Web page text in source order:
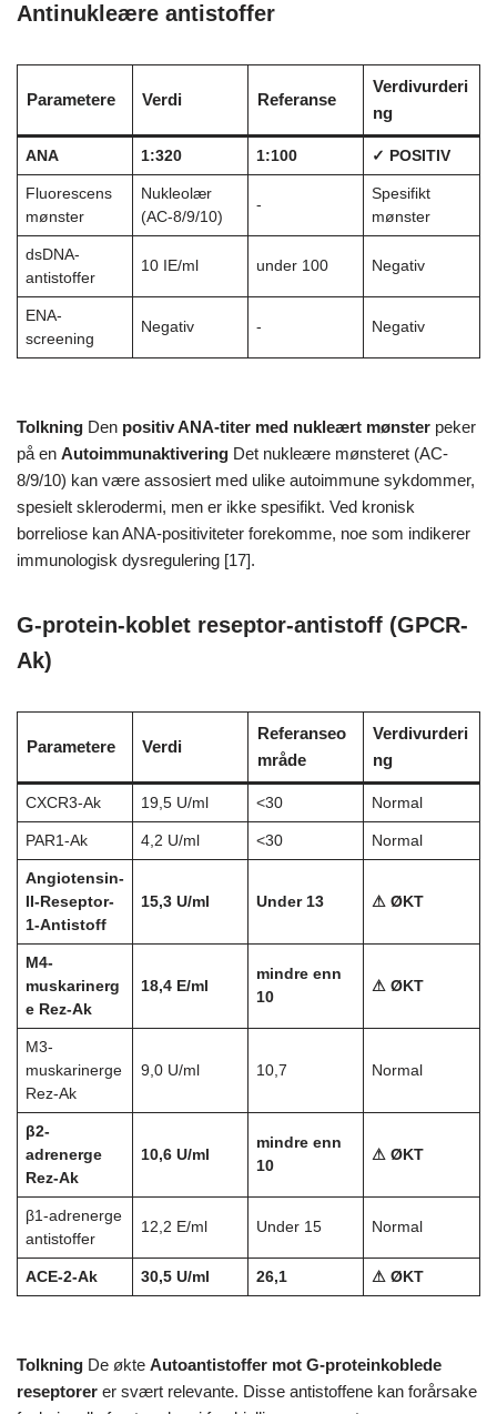
Antinukleære antistoffer
Parametere Verdi Referanse
Verdivurderi
ng
ANA 1:320 1:100 ✓ POSITIV
Fluorescens
mønster
Nukleolær
(AC-8/9/10)
-
Spesifikt
mønster
dsDNA-
antistoffer
10 IE/ml under 100 Negativ
ENA-
screening
Negativ - Negativ
Tolkning Den positiv ANA-titer med nukleært mønster peker
på en Autoimmunaktivering Det nukleære mønsteret (AC-
8/9/10) kan være assosiert med ulike autoimmune sykdommer,
spesielt sklerodermi, men er ikke spesifikt. Ved kronisk
borreliose kan ANA-positiviteter forekomme, noe som indikerer
immunologisk dysregulering [17].
G-protein-koblet reseptor-antistoff (GPCR-
Ak)
Parametere Verdi
Referanseo
mråde
Verdivurderi
ng
CXCR3-Ak 19,5 U/ml <30 Normal
PAR1-Ak 4,2 U/ml <30 Normal
Angiotensin-
II-Reseptor-
1-Antistoff
15,3 U/ml Under 13 ⚠ ØKT
M4-
muskarinerg
e Rez-Ak
18,4 E/ml
mindre enn
10
⚠ ØKT
M3-
muskarinerge
Rez-Ak
9,0 U/ml 10,7 Normal
β2-
adrenerge
Rez-Ak
10,6 U/ml
mindre enn
10
⚠ ØKT
β1-adrenerge
antistoffer
12,2 E/ml Under 15 Normal
ACE-2-Ak 30,5 U/ml 26,1 ⚠ ØKT
Tolkning De økte Autoantistoffer mot G-proteinkoblede
reseptorer er svært relevante. Disse antistoffene kan forårsake